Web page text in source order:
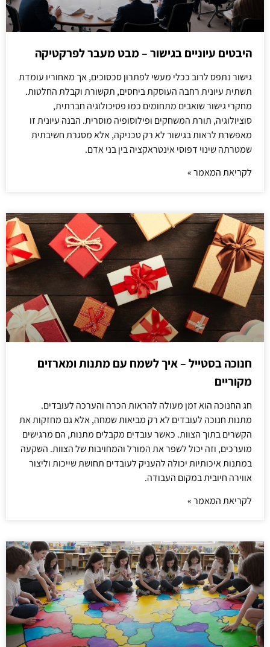
היבטים עיוניים בגישור – מבט מעבר לפרקטיקה
גישור נתפס לרוב ככלי מעשי לפתרון סכסוכים, אך מאחוריו עומדת
תשתית עיונית רחבה העוסקת ביחסים, תקשורת וקבלת החלטות.
מחקרי גישור שואבים מתחומים כמו פסיכולוגיה חברתית,
סוציולוגיה, תורת המשחקים ופילוסופיה מוסרית. הבנה עיונית זו
מאפשרת לראות בגישור לא רק טכניקה, אלא מסגרת חשיבתית
שמטרתה שינוי דפוסי אינטראקציה בין בני אדם.
לקריאת המאמר »
חנוכה בסטייל – איך לשמח עם מתנות ומארזים
מקוריים
חג החנוכה הוא זמן מעולה להראות הכרה והערכה לעובדים.
מתנות חנוכה לעובדים לא רק מביאות שמחה, אלא גם מחזקות את
הקשרים בתוך הצוות. כאשר עובדים מקבלים מתנות, הם מרגישים
מוערכים, וזה יכול לשפר את המורל והמחויבות של הצוות. השקעה
במתנות איכותיות יכולה להעניק לעובדים תחושת שייכות וליצור
אווירה חיובית במקום העבודה.
לקריאת המאמר »